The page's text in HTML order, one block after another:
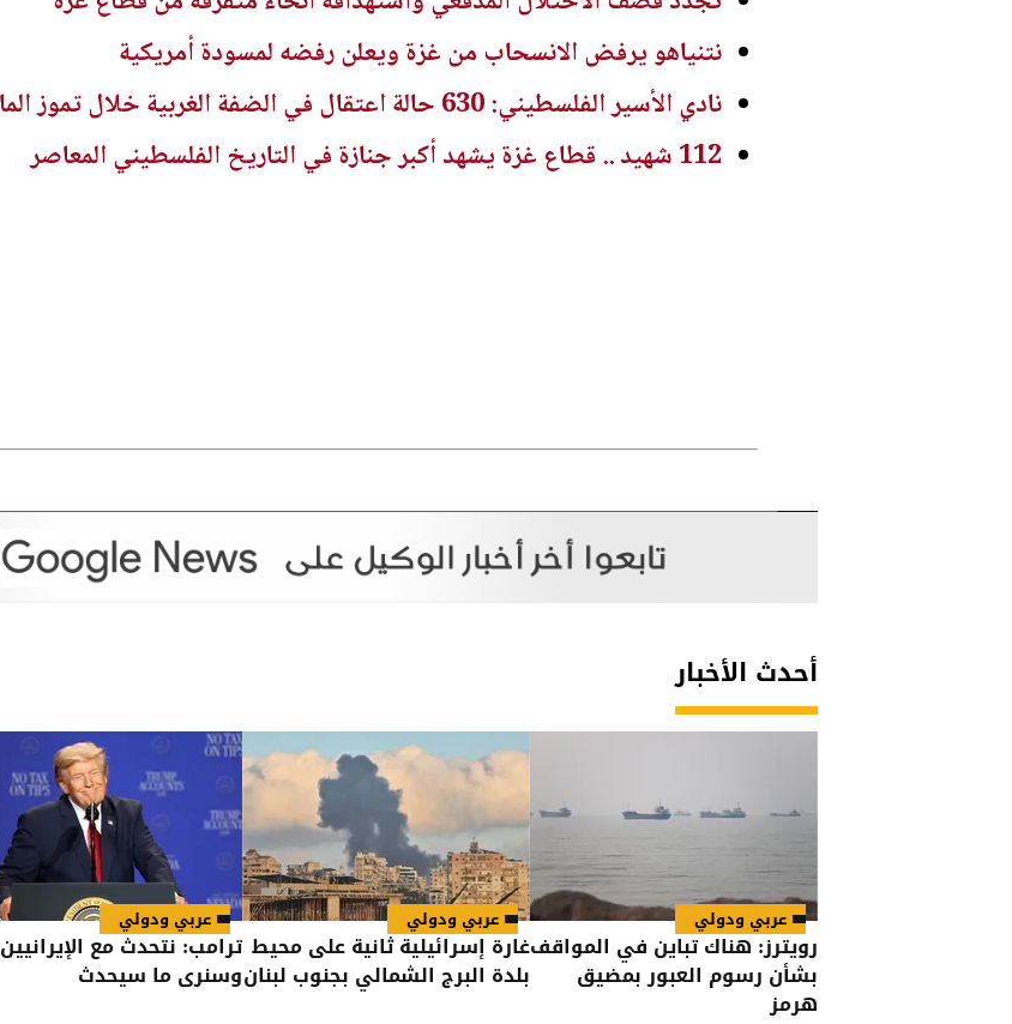
نتنياهو يرفض الانسحاب من غزة ويعلن رفضه لمسودة أمريكية
نادي الأسير الفلسطيني: 630 حالة اعتقال في الضفة الغربية خلال تموز الماضي
112 شهيد .. قطاع غزة يشهد أكبر جنازة في التاريخ الفلسطيني المعاصر
أحدث الأخبار
عربي ودولي
رويترز: هناك تباين في المواقف
بشأن رسوم العبور بمضيق
هرمز
عربي ودولي
غارة إسرائيلية ثانية على محيط
بلدة البرج الشمالي بجنوب لبنان
عربي ودولي
ترامب: نتحدث مع الإيرانيين
وسنرى ما سيحدث